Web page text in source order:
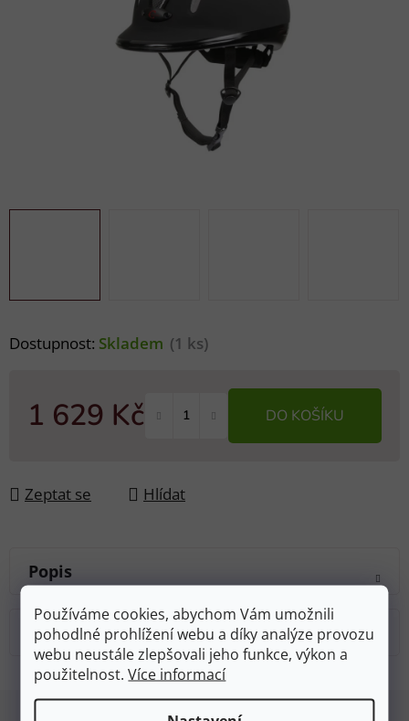
Používáme cookies, abychom Vám umožnili
pohodlné prohlížení webu a díky analýze provozu
webu neustále zlepšovali jeho funkce, výkon a
použitelnost.Více informací
Dostupnost: Skladem (1 ks)
1 629 Kč DO KOŠÍKU
Zeptat se Hlídat
Popis
Diskuze